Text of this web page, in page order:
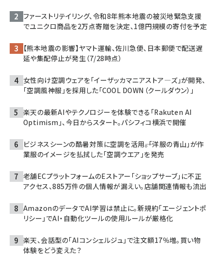
ファーストリテイリング、令和8年熊本地震の被災地緊急支援
でユニクロ商品を2万点寄贈を決定、1億円規模の寄付を予定
【熊本地震の影響】ヤマト運輸、佐川急便、日本郵便で配送遅
延や集配停止が発生（7/28時点）
女性向け空調ウェアを「イーザッカマニアストア―ズ」が開発、
「空調風神服」を採用した「COOL DOWN（クールダウン）」
楽天の最新AIやテクノロジーを体験できる「Rakuten AI
Optimism」、今日からスタート。パシフィコ横浜で開催
ビジネスシーンの酷暑対策に空調を活用――。「洋服の青山」が作
業服のイメージを払拭した「空調ウエア」を発売
老舗ECプラットフォームのEストアー「ショップサーブ」に不正
アクセス、885万件の個人情報が漏えい。店舗関連情報も流出
AmazonのデータでAI学習は禁止に。新規約「エージェントポ
リシー」でAI・自動化ツールの使用ルールが厳格化
楽天、会話型の「AIコンシェルジュ」で注文額17％増。買い物
体験をどう変えた？